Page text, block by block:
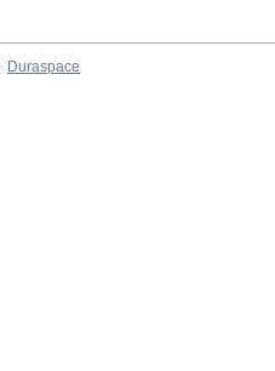
Duraspace